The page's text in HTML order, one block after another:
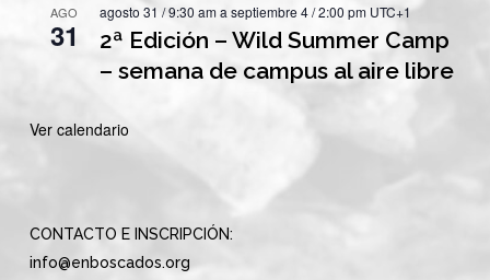
AGO
31
agosto 31 / 9:30 ama septiembre 4 / 2:00 pm UTC+1
2ª Edición – Wild Summer Camp
– semana de campus al aire libre
Ver calendario
CONTACTO E INSCRIPCIÓN:
info@enboscados.org